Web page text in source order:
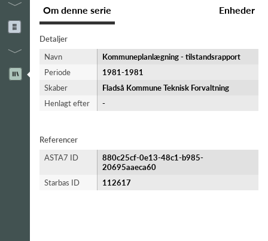
Om denne serie Enheder
Detaljer
Navn
Kommuneplanlægning - tilstandsrapport
Periode
1981-​1981
Skaber
Fladså Kommune Teknisk Forvaltning
Henlagt efter
-
Referencer
ASTA7 ID
880c25cf-0e13-48c1-b985-
20695aaeca60
Starbas ID
112617